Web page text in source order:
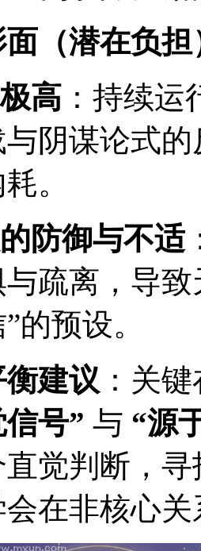
（潜在负担
高 ：持续
与阴谋论式
。
防御与不适
疏离，导
的预设。
建议 ：关
号” 与 “源
觉判断，
在非核心